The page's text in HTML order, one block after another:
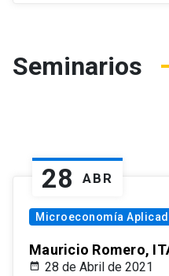
Seminarios
28 ABR
Microeconomía
Mauricio Romero,
28 de Abril de 2021